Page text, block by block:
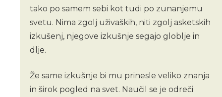
tako po samem sebi kot tudi po zunanjemu
svetu. Nima zgolj uživaških, niti zgolj asketskih
izkušenj, njegove izkušnje segajo globlje in
dlje.
Že same izkušnje bi mu prinesle veliko znanja
in širok pogled na svet. Naučil se je odreči